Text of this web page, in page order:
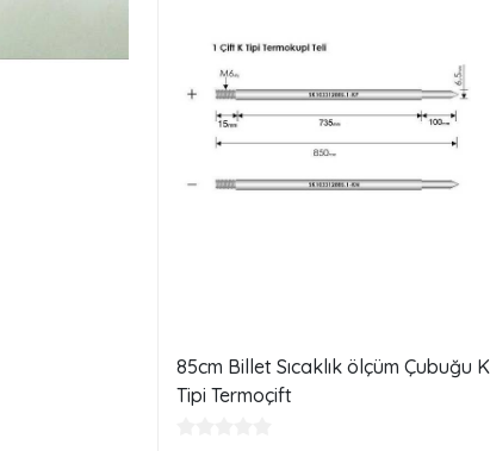
85cm Billet Sıcaklık ölçüm Çubuğu K
Tipi Termoçift